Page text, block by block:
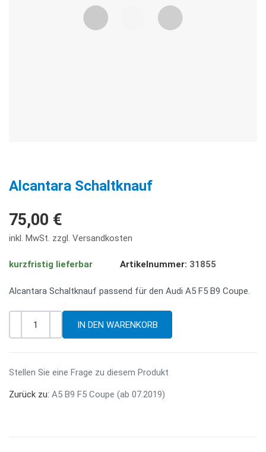
Alcantara Schaltknauf
75,00 €
inkl. MwSt. zzgl. Versandkosten
kurzfristig lieferbar Artikelnummer: 31855
Alcantara Schaltknauf passend für den Audi A5 F5 B9 Coupe.
Stellen Sie eine Frage zu diesem Produkt
Zurück zu: A5 B9 F5 Coupe (ab 07.2019)